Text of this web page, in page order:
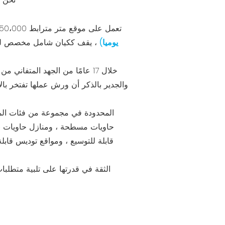
Guangdong Cbox Co. ، Ltd ، تعمل على موقع متر مترابط 350،000 متر مربع مع ناتج سنوي ملحوظ قدره 200،000 حاوية
يوميا) ، يقف ككيان شامل مخصص
والجدير بالذكر أن ورش عملها تفتخر
حاويات مسطحة ، ومنازل حاويات
قابلة للتوسيع ، ومواقع توديس